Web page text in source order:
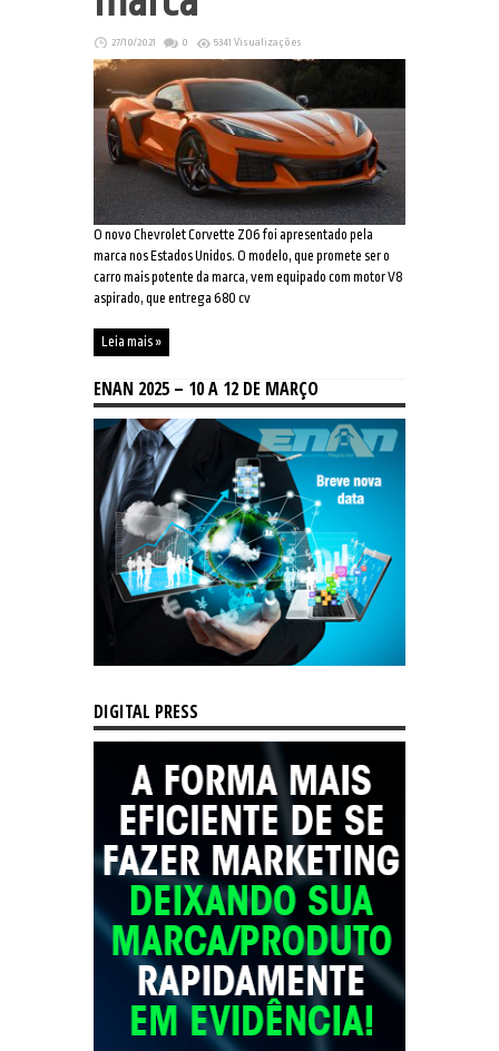
27/10/2021 0 5341 Visualizações
O novo Chevrolet Corvette Z06 foi apresentado pela
marca nos Estados Unidos. O modelo, que promete ser o
carro mais potente da marca, vem equipado com motor V8
aspirado, que entrega 680 cv
Leia mais »
ENAN 2025 – 10 A 12 DE MARÇO
DIGITAL PRESS